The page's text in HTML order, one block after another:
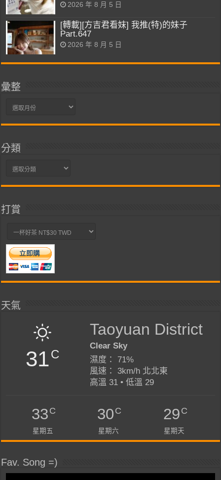
2026 年 8 月 5 日
[轉載][方吉君看妹] 我推(特)的妹子
Part.647
2026 年 8 月 5 日
彙整
彙
分類
分
打賞
天氣
31C
Taoyuan District
Clear Sky
濕度： 71%
風速： 3km/h 北北東
高溫 31 • 低溫 29
33C
星期五
30C
星期六
29C
星期天
Fav. Song =)